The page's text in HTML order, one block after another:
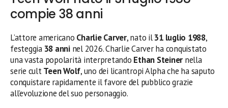
compie 38 anni
L’attore americano Charlie Carver, nato il31 luglio 1988,
festeggia 38 anninel 2026. Charlie Carver ha conquistato
una vasta popolarità interpretando Ethan Steiner nella
serie cultTeen Wolf, uno dei licantropi Alpha che ha saputo
conquistare rapidamente il favore del pubblico grazie
all’evoluzione del suo personaggio.